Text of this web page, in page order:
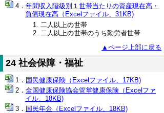
年間収入階級別１世帯当たりの資産現在高・
負債現在高（Excelファイル、31KB)
二人以上の世帯
二人以上の世帯のうち勤労者世帯
▲ページ上部に戻る
24 社会保障・福祉
国民健康保険（Excelファイル、17KB)
全国健康保険協会管掌健康保険（Excelファ
イル、18KB)
国民年金（Excelファイル、18KB)